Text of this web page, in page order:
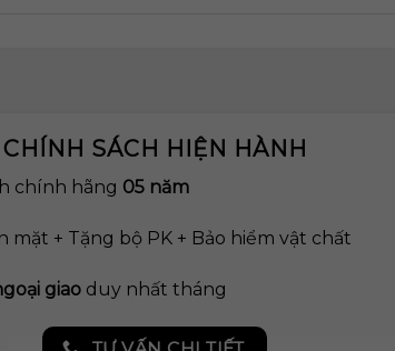
CHÍNH SÁCH HIỆN HÀNH
chính hãng 05 năm
mặt + Tặng bộ PK + Bảo hiểm vật chất
giaoduy nhất tháng